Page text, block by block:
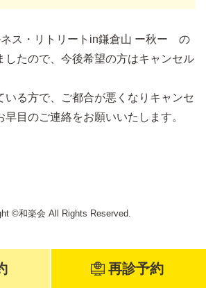
ス・リトリートin鎌倉山 ー秋ー の
したので、今後希望の方はキャンセル
いる方で、ご都合が悪くなりキャンセ
早目のご連絡をお願いいたします。
©和楽会 All Rights Reserved.
再診予約